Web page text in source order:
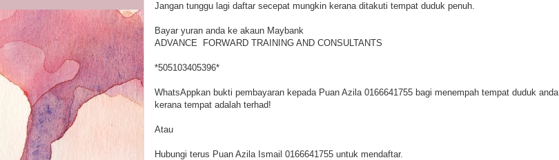
Jangan tunggu lagi daftar secepat mungkin kerana ditakuti tempat duduk penuh.
Bayar yuran anda ke akaun Maybank
ADVANCE FORWARD TRAINING AND CONSULTANTS
*505103405396*
WhatsAppkan bukti pembayaran kepada Puan Azila 0166641755 bagi menempah tempat duduk anda
kerana tempat adalah terhad!
Atau
Hubungi terus Puan Azila Ismail 0166641755 untuk mendaftar.